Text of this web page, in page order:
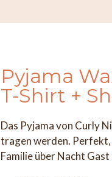
Pyjama
T-Shirt +
Das Pyjama von Curly
tragen werden. Perfekt,
Familie über Nacht Gast